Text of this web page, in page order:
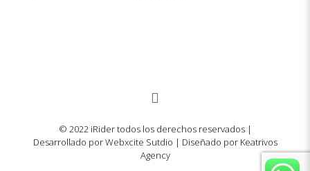
© 2022 iRider todos los derechos reservados |
Desarrollado por Webxcite Sutdio | Diseñado por Keatrivos
Agency